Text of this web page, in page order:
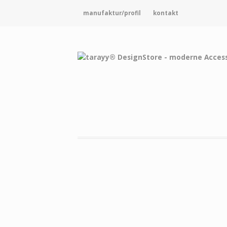
manufaktur/profil kontakt